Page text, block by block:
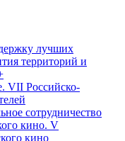
лучших
территорий и
VII Российско-
сотрудничество
кино. V
кино